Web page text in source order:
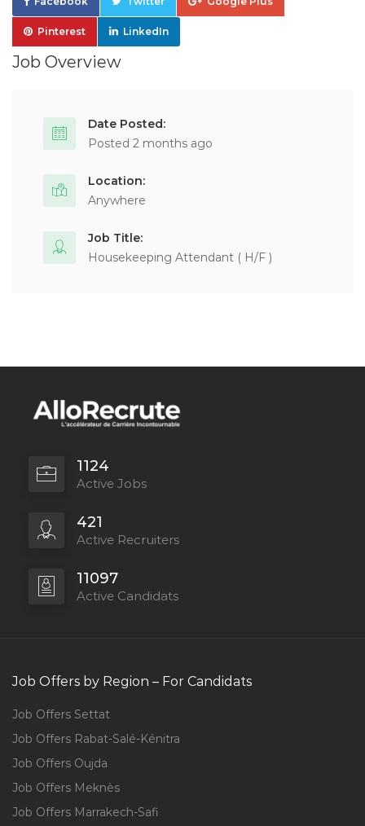
Pinterest LinkedIn
Job Overview
Date Posted:
Posted 2 months ago
Location:
Anywhere
Job Title:
Housekeeping Attendant ( H/F )
1124
Active Jobs
421
Active Recruiters
11097
Active Candidats
Job Offers by Region – For Candidats
Job Offers Settat
Job Offers Rabat-Salé-Kénitra
Job Offers Oujda
Job Offers Meknès
Job Offers Marrakech-Safi